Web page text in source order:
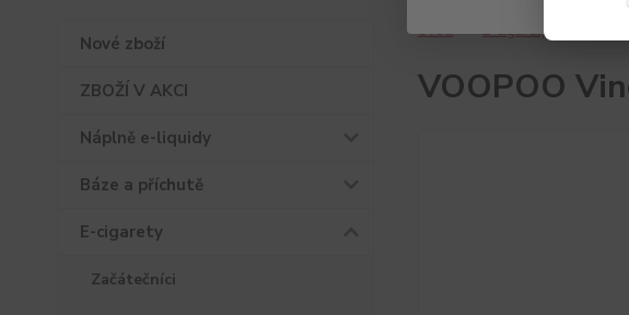
Nové zboží
ZBOŽÍ V AKCI
Náplně e-liquidy
Báze a příchutě
E-cigarety
Začátečníci
Úvod E-cigarety
VOOPOO